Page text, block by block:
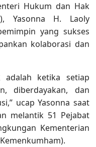
Hukum dan Hak
Yasonna H. Laoly
yang sukses
kolaborasi dan
adalah ketika setiap
diberdayakan, dan
ucap Yasonna saat
melantik 51 Pejabat
Kementerian